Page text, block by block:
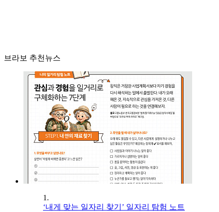
브라보 추천뉴스
1.
‘내게 맞는 일자리 찾기’ 일자리 탐험 노트